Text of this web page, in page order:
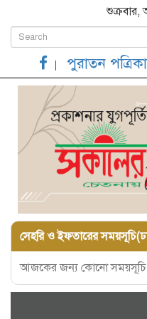
পুরাতন
সেহরি ও ইফতারের
আজকের জন্য কোনো সময়সূচি